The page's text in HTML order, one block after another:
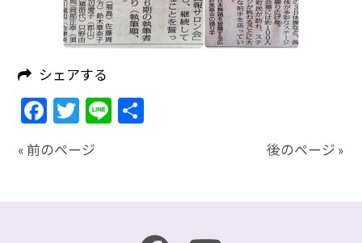
シェアする
Facebook
Twitter
Line
« 前のページ 後のページ »